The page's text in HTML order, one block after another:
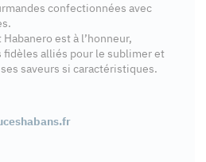
confectionnées avec
est à l’honneur,
fidèles alliés pour le sublimer et
saveurs si caractéristiques.